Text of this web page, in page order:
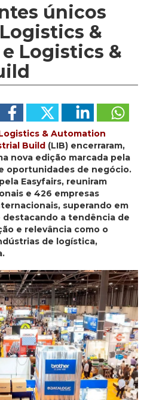
únicos
&
Logistics &
& Automation
Build (LIB) encerraram,
nova edição marcada pela
oportunidades de negócio.
Easyfairs, reuniram
e 426 empresas
superando em
destacando a tendência de
e relevância como o
de logística,